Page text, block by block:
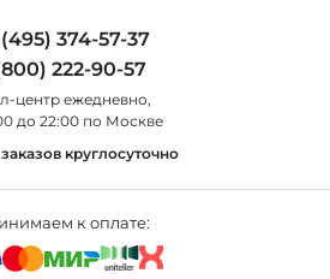
374-57-37
222-90-57
центр eжедневно,
до 22:00 по Москве
круглосуточно
к оплате: